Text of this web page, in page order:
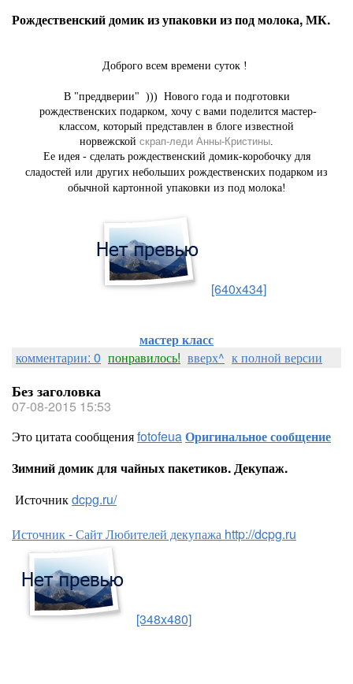
Рождественский домик из упаковки из под молока, МК.
Доброго всем времени суток !
В "преддверии" ))) Нового года и подготовки
рождественских подарком, хочу с вами поделится мастер-
классом, который представлен в блоге известной
норвежской скрап-леди Анны-Кристины.
Ее идея - сделать рождественский домик-коробочку для
сладостей или других небольших рождественских подарком из
обычной картонной упаковки из под молока!
[640x434]
мастер класс
комментарии: 0 понравилось! вверх^ к полной версии
Без заголовка
07-08-2015 15:53
Это цитата сообщенияfotofeuaОригинальное сообщение
Зимний домик для чайных пакетиков. Декупаж.
Источникdcpg.ru/
Источник - Сайт Любителей декупажа http://dcpg.ru
[348x480]